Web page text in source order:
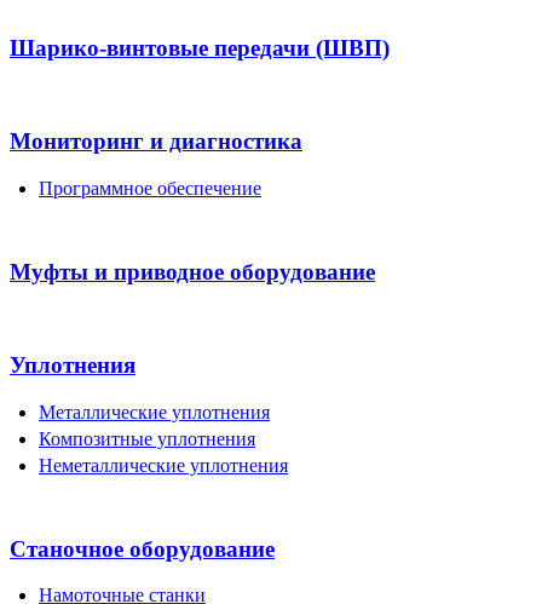
Шарико-винтовые передачи (ШВП)
Мониторинг и диагностика
Программное обеспечение
Муфты и приводное оборудование
Уплотнения
Металлические уплотнения
Композитные уплотнения
Неметаллические уплотнения
Станочное оборудование
Намоточные станки